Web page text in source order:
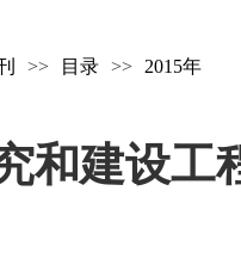
>> 目录 >> 2015年
建设工